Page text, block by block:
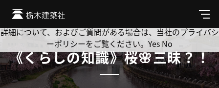
メ
ニ
ュ
《くらしの知識》桜🌸三昧？！
Cookie を使用して、お客様の活動を追跡してもよろしいです
か? 当社ではお客様のプライバシーを極めて重視しています。
詳細について、およびご質問がある場合は、当社のプライバシ
ーポリシーをご覧ください。 Yes No